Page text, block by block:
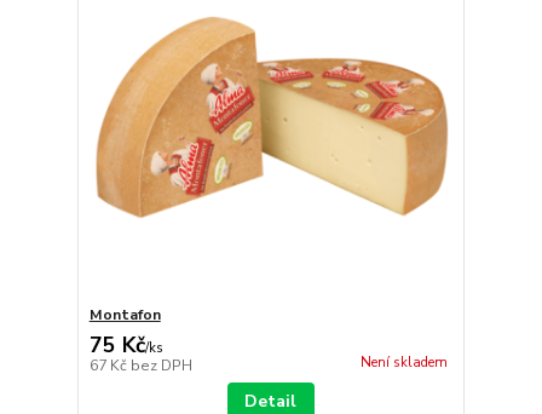
Montafon
75 Kč/ks
67 Kč bez DPH Není skladem
Detail